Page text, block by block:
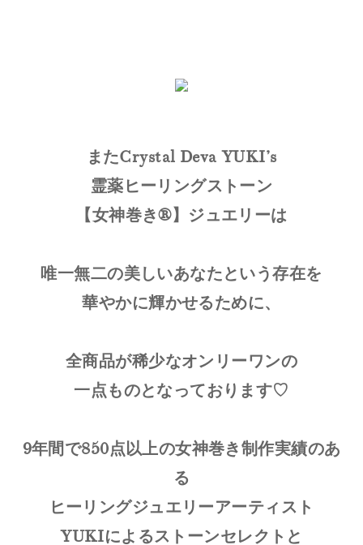
またCrystal Deva YUKI’s
霊薬ヒーリングストーン
【女神巻き®】ジュエリーは
唯一無二の美しいあなたという存在を
華やかに輝かせるために、
全商品が稀少なオンリーワンの
一点ものとなっております♡
9年間で850点以上の女神巻き制作実績のあ
る
ヒーリングジュエリーアーティスト
YUKIによるストーンセレクトと